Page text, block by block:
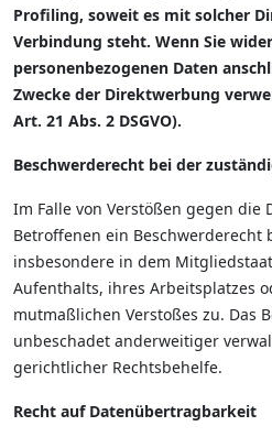
Profiling, soweit es mit solcher
Verbindung steht. Wenn Sie
personenbezogenen Daten
Zwecke der Direktwerbung
Art. 21 Abs. 2 DSGVO).
Beschwerderecht bei der
Im Falle von Verstößen gegen die
Betroffenen ein Beschwerderecht
insbesondere in dem
Aufenthalts, ihres Arbeitsplatzes
mutmaßlichen Verstoßes zu. Das
unbeschadet anderweitiger
gerichtlicher Rechtsbehelfe.
Recht auf Datenübertragbarkeit